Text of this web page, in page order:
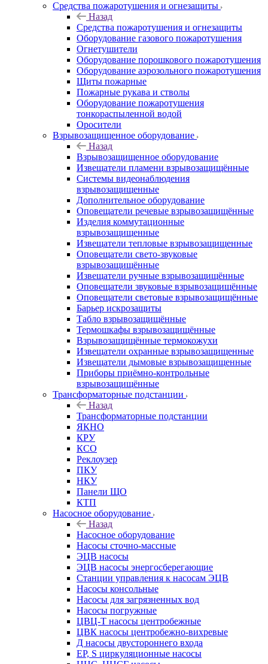
Средства пожаротушения и огнезащиты
Назад
Средства пожаротушения и огнезащиты
Оборудование газового пожаротушения
Огнетушители
Оборудование порошкового пожаротушения
Оборудование аэрозольного пожаротушения
Щиты пожарные
Пожарные рукава и стволы
Оборудование пожаротушения
тонкораспыленной водой
Оросители
Взрывозащищенное оборудование
Назад
Взрывозащищенное оборудование
Извещатели пламени взрывозащищённые
Системы видеонаблюдения
взрывозащищенные
Дополнительное оборудование
Оповещатели речевые взрывозащищённые
Изделия коммутационные
взрывозащищенные
Извещатели тепловые взрывозащищенные
Оповещатели свето-звуковые
взрывозащищённые
Извещатели ручные взрывозащищённые
Оповещатели звуковые взрывозащищённые
Оповещатели световые взрывозащищённые
Барьер искрозащиты
Табло взрывозащищённые
Термошкафы взрывозащищённые
Взрывозащищённые термокожухи
Извещатели охранные взрывозащищенные
Извещатели дымовые взрывозащищенные
Приборы приёмно-контрольные
взрывозащищённые
Трансформаторные подстанции
Назад
Трансформаторные подстанции
ЯКНО
КРУ
КСО
Реклоузер
ПКУ
НКУ
Панели ЩО
КТП
Насосное оборудование
Назад
Насосное оборудование
Насосы сточно-массные
ЭЦВ насосы
ЭЦВ насосы энергосберегающие
Станции управления к насосам ЭЦВ
Насосы консольные
Насосы для загрязненных вод
Насосы погружные
ЦВЦ-Т насосы центробежные
ЦВК насосы центробежно-вихревые
Д насосы двустороннего входа
EP, S циркуляционные насосы